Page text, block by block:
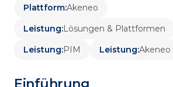
Plattform:Akeneo
Leistung:Lösungen & Plattformen
Leistung:PIM Leistung:Akeneo
Einführung